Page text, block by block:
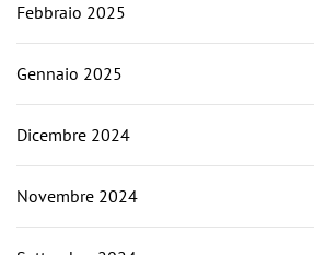
Febbraio 2025
Gennaio 2025
Dicembre 2024
Novembre 2024